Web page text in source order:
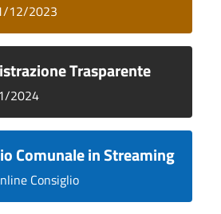
12/2023
Trasparente
2024
Comunale in Streaming
Consiglio